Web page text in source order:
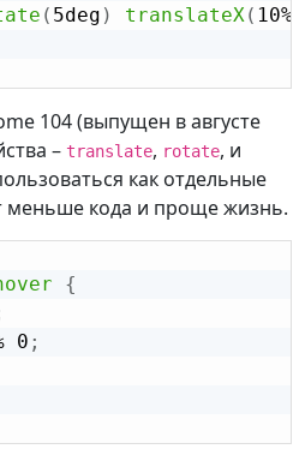
( 5deg ) translateX ( 10%
104 (выпущен в августе
– translate, rotate, и
как отдельные
меньше кода и проще жизнь.
{
0 ;